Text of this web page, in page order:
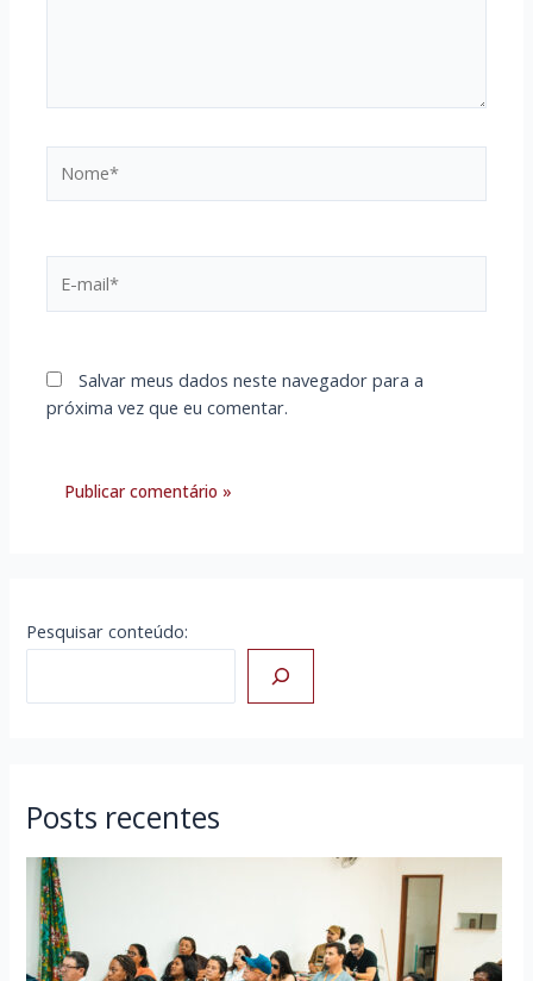
mail*
Salvar meus dados neste navegador para a
próxima vez que eu comentar.
Pesquisar conteúdo:
Posts recentes